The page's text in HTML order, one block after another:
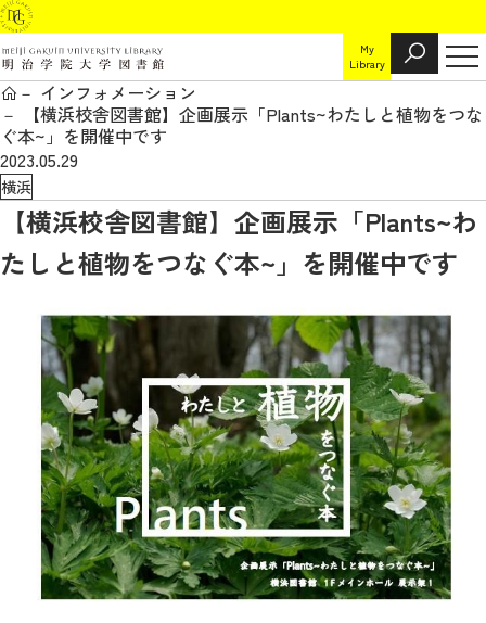
My
Library
インフォメーション
【横浜校舎図書館】企画展示「Plants~わたしと植物をつな
ぐ本~」を開催中です
2023.05.29
横浜
【横浜校舎図書館】企画展示「Plants~わ
たしと植物をつなぐ本~」を開催中です